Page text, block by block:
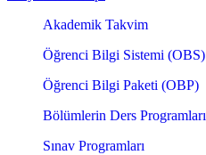
Akademik Takvim
Öğrenci Bilgi Sistemi (OBS)
Öğrenci Bilgi Paketi (OBP)
Bölümlerin Ders Programları
Sınav Programları